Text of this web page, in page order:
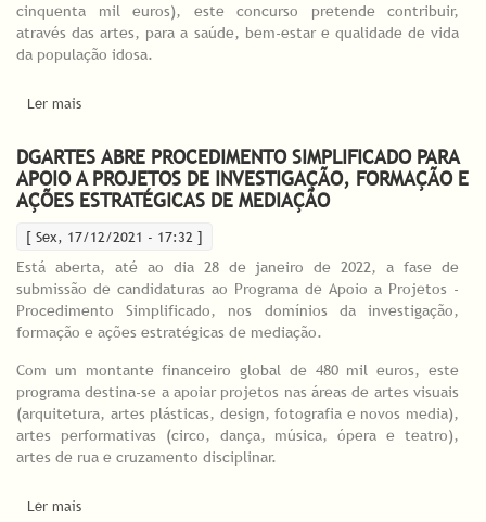
cinquenta mil euros), este concurso pretende contribuir,
através das artes, para a saúde, bem-estar e qualidade de vida
da população idosa.
Ler mais
DGARTES ABRE PROCEDIMENTO SIMPLIFICADO PARA
APOIO A PROJETOS DE INVESTIGAÇÃO, FORMAÇÃO E
AÇÕES ESTRATÉGICAS DE MEDIAÇÃO
[ Sex, 17/12/2021 - 17:32 ]
Está aberta, até ao dia 28 de janeiro de 2022, a fase de
submissão de candidaturas ao Programa de Apoio a Projetos -
Procedimento Simplificado, nos domínios da investigação,
formação e ações estratégicas de mediação.
Com um montante financeiro global de 480 mil euros, este
programa destina-se a apoiar projetos nas áreas de artes visuais
(arquitetura, artes plásticas, design, fotografia e novos media),
artes performativas (circo, dança, música, ópera e teatro),
artes de rua e cruzamento disciplinar.
Ler mais